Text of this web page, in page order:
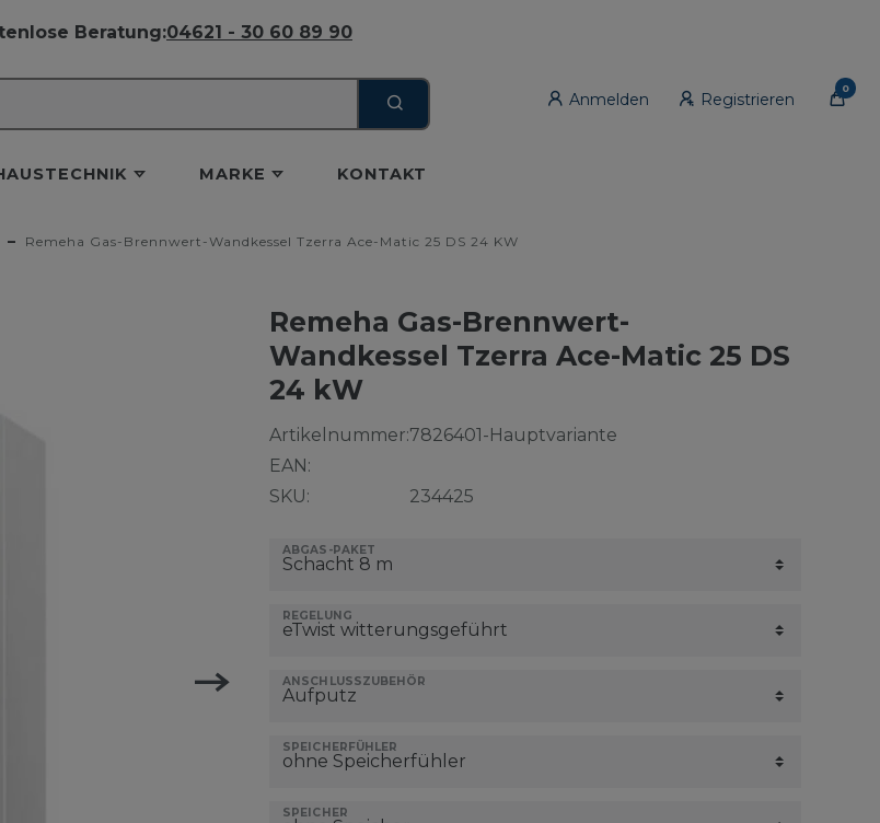
Beratung:04621 - 30 60 89 90
Anmelden Registrieren
0
MARKE KONTAKT
Remeha Gas-Brennwert-Wandkessel Tzerra Ace-Matic 25 DS 24 KW
Remeha Gas-Brennwert-
Wandkessel Tzerra Ace-Matic 25 DS
24 kW
Artikelnummer:
EAN:
SKU:
7826401-Hauptvariante
234425
ABGAS-PAKET
REGELUNG
ANSCHLUSSZUBEHÖR
SPEICHERFÜHLER
SPEICHER